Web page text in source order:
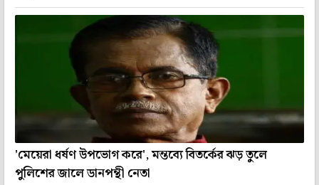
'মেয়েরা ধর্ষণ উপভোগ করে', মন্তব্যে বিতর্কের ঝড় তুলে
পুলিশের জালে ডানপন্থী নেতা